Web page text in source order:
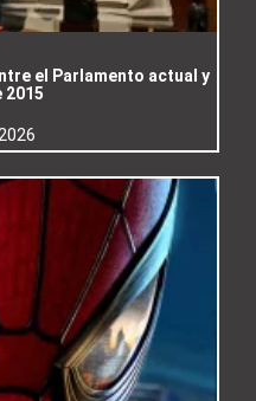
el Parlamento actual y
2015